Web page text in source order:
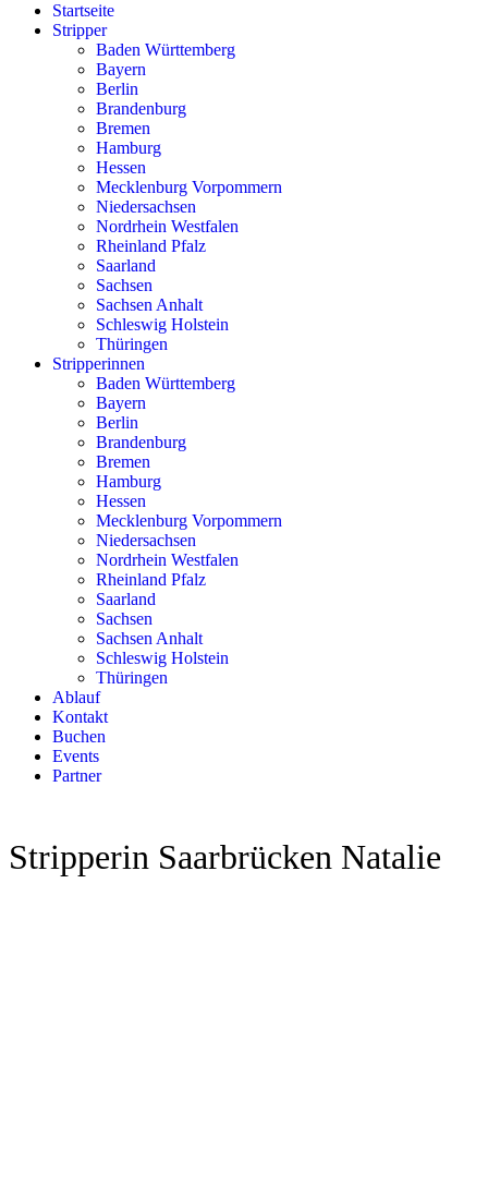
Startseite
Stripper
Baden Württemberg
Bayern
Berlin
Brandenburg
Bremen
Hamburg
Hessen
Mecklenburg Vorpommern
Niedersachsen
Nordrhein Westfalen
Rheinland Pfalz
Saarland
Sachsen
Sachsen Anhalt
Schleswig Holstein
Thüringen
Stripperinnen
Baden Württemberg
Bayern
Berlin
Brandenburg
Bremen
Hamburg
Hessen
Mecklenburg Vorpommern
Niedersachsen
Nordrhein Westfalen
Rheinland Pfalz
Saarland
Sachsen
Sachsen Anhalt
Schleswig Holstein
Thüringen
Ablauf
Kontakt
Buchen
Events
Partner
Stripperin Saarbrücken Natalie